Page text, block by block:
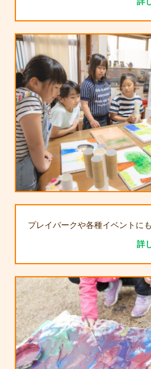
プレイパークや各種イベントにも
詳